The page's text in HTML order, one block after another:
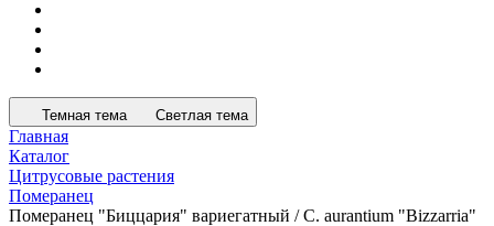
Темная тема Светлая тема
Главная
Каталог
Цитрусовые растения
Померанец
Померанец "Биццария" вариегатный / C. aurantium "Bizzarria"